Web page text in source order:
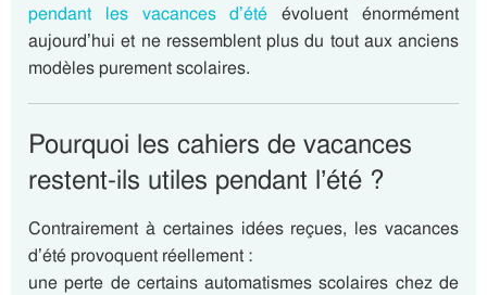
pendant les vacances d’été évoluent énormément
aujourd’hui et ne ressemblent plus du tout aux anciens
modèles purement scolaires.
Pourquoi les cahiers de vacances
restent-ils utiles pendant l’été ?
Contrairement à certaines idées reçues, les vacances
d’été provoquent réellement :
une perte de certains automatismes scolaires chez de